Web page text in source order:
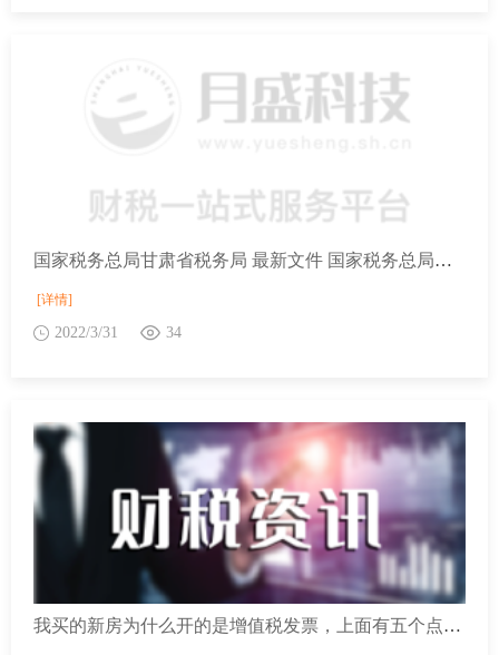
国家税务总局甘肃省税务局 最新文件 国家税务总局甘肃省税务局关于印发 《2022年甘肃省税务系统“我为纳税人缴费人办实事暨便民办税春风行动”实施方案》的通知
[详情]
2022/3/31 34
我买的新房为什么开的是增值税发票，上面有五个点的税